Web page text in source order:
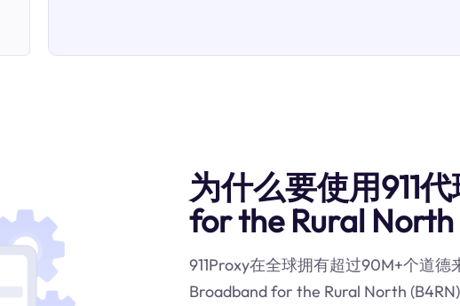
为什么要使用911
for the Rural North
911Proxy在全球拥有超过90M+个道
Broadband for the Rural North